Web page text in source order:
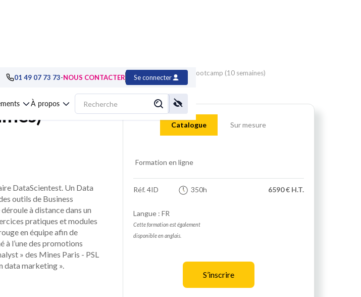
01 49 07 73 73-NOUS CONTACTER Se connecter
À propos
Data Analytics, Business Intelligence Formation Data analyst, Bootcamp (10 semaines)
Catalogue Sur mesure
Formation en ligne
Réf. 4ID 350h 6590 € H.T.
Langue : FR
Cette formation est également
disponible en anglais.
S’inscrire
DataScientest. Un Data
outils de Business
à distance dans un
pratiques et modules
en équipe afin de
à l’une des promotions
» des Mines Paris - PSL
data marketing ».